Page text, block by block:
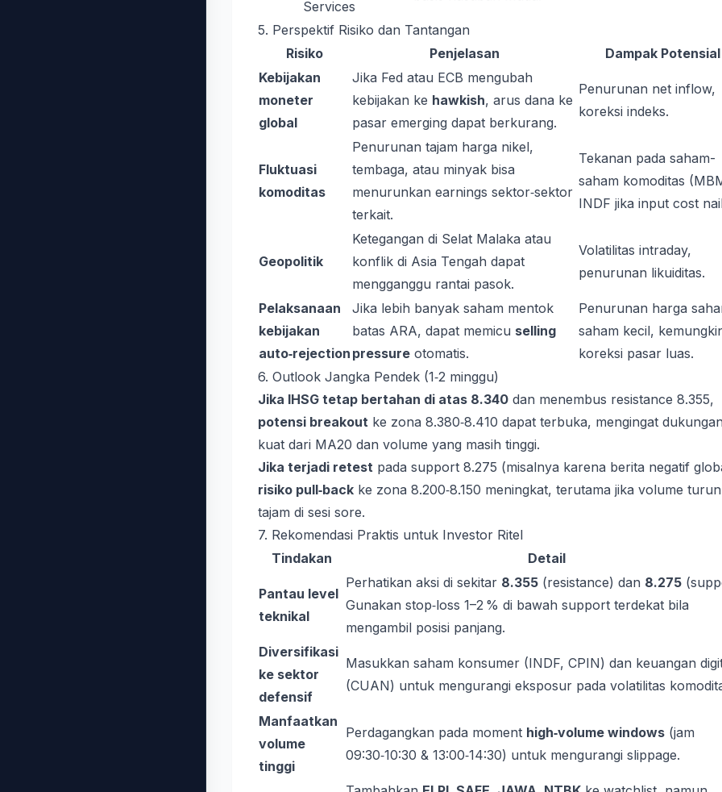
Services
5. Perspektif Risiko dan Tantangan
Risiko
Penjelasan
Dampak Potensial
Kebijakan
moneter
global
Jika Fed atau ECB mengubah
kebijakan ke hawkish, arus dana ke
pasar emerging dapat berkurang.
Penurunan net inflow,
koreksi indeks.
Fluktuasi
komoditas
Penurunan tajam harga nikel,
tembaga, atau minyak bisa
menurunkan earnings sektor‑sektor
terkait.
Tekanan pada saham-
saham komoditas
INDF jika input cost
Geopolitik
Ketegangan di Selat Malaka atau
konflik di Asia Tengah dapat
mengganggu rantai pasok.
Volatilitas intraday,
penurunan likuiditas.
Pelaksanaan
kebijakan
auto‑rejection
Jika lebih banyak saham mentok
batas ARA, dapat memicu selling
pressure otomatis.
Penurunan harga
saham kecil,
koreksi pasar luas.
6. Outlook Jangka Pendek (1‑2 minggu)
Jika IHSG tetap bertahan di atas 8.340 dan menembus resistance 8.355,
potensi breakout ke zona 8.380‑8.410 dapat terbuka, mengingat dukungan
kuat dari MA20 dan volume yang masih tinggi.
Jika terjadi retest pada support 8.275 (misalnya karena berita negatif
risiko pull‑back ke zona 8.200‑8.150 meningkat, terutama jika volume turun
tajam di sesi sore.
7. Rekomendasi Praktis untuk Investor Ritel
Tindakan
Detail
Pantau level
teknikal
Perhatikan aksi di sekitar 8.355 (resistance) dan 8.275
Gunakan stop‑loss 1–2 % di bawah support terdekat bila
mengambil posisi panjang.
Diversifikasi
ke sektor
defensif
Masukkan saham konsumer (INDF, CPIN) dan keuangan
(CUAN) untuk mengurangi eksposur pada volatilitas
Manfaatkan
volume
tinggi
Perdagangkan pada moment high‑volume windows (jam
09:30‑10:30 & 13:00‑14:30) untuk mengurangi slippage.